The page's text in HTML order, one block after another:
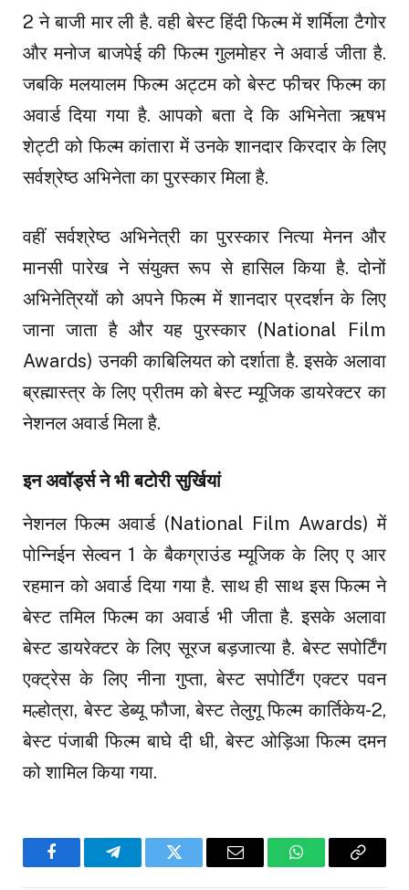
2 ने बाजी मार ली है. वही बेस्ट हिंदी फिल्म में शर्मिला टैगोर
और मनोज बाजपेई की फिल्म गुलमोहर ने अवार्ड जीता है.
जबकि मलयालम फिल्म अट्टम को बेस्ट फीचर फिल्म का
अवार्ड दिया गया है. आपको बता दे कि अभिनेता ऋषभ
शेट्टी को फिल्म कांतारा में उनके शानदार किरदार के लिए
सर्वश्रेष्ठ अभिनेता का पुरस्कार मिला है.
वहीं सर्वश्रेष्ठ अभिनेत्री का पुरस्कार नित्या मेनन और
मानसी पारेख ने संयुक्त रूप से हासिल किया है. दोनों
अभिनेत्रियों को अपने फिल्म में शानदार प्रदर्शन के लिए
जाना जाता है और यह पुरस्कार (National Film
Awards) उनकी काबिलियत को दर्शाता है. इसके अलावा
ब्रह्मास्त्र के लिए प्रीतम को बेस्ट म्यूजिक डायरेक्टर का
नेशनल अवार्ड मिला है.
इन अवॉर्ड्स ने भी बटोरी सुर्खियां
नेशनल फिल्म अवार्ड (National Film Awards) में
पोन्निईन सेल्वन 1 के बैकग्राउंड म्यूजिक के लिए ए आर
रहमान को अवार्ड दिया गया है. साथ ही साथ इस फिल्म ने
बेस्ट तमिल फिल्म का अवार्ड भी जीता है. इसके अलावा
बेस्ट डायरेक्टर के लिए सूरज बड़जात्या है. बेस्ट सपोर्टिंग
एक्ट्रेस के लिए नीना गुप्ता, बेस्ट सपोर्टिंग एक्टर पवन
मल्होत्रा, बेस्ट डेब्यू फौजा, बेस्ट तेलुगू फिल्म कार्तिकेय-2,
बेस्ट पंजाबी फिल्म बाघे दी धी, बेस्ट ओड़िआ फिल्म दमन
को शामिल किया गया.
FacebookTelegramTwitter Email WhatsAppCopy